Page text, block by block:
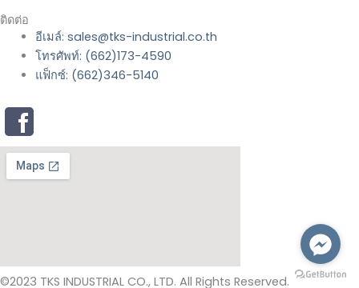
ติดต่อ
อีเมล์: sales@tks-industrial.co.th
โทรศัพท์: (662)173-4590
แฟ็กซ์: (662)346-5140
©2023 TKS INDUSTRIAL CO., LTD. All Rights Reserved.